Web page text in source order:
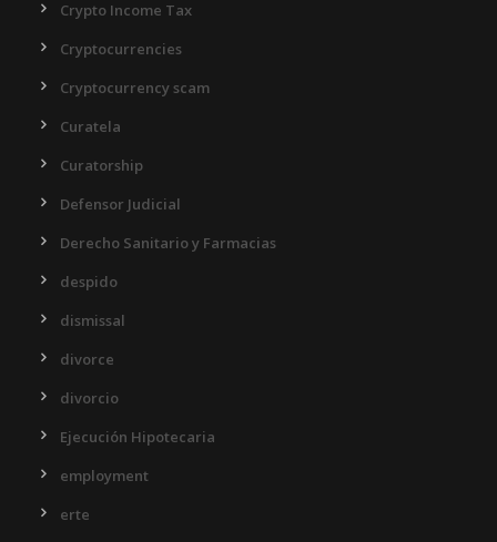
Crypto Income Tax
Cryptocurrencies
Cryptocurrency scam
Curatela
Curatorship
Defensor Judicial
Derecho Sanitario y Farmacias
despido
dismissal
divorce
divorcio
Ejecución Hipotecaria
employment
erte